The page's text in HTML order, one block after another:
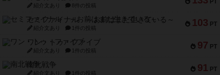
PT
紹介文あり 8件の投稿
103 PT
セミファイナル ～お前はまだ生きている～
紹介文あり 1件の投稿
97 PT
ワン・トゥ・ファイブ
紹介文あり 1件の投稿
91 PT
南北戦争
紹介文あり 1件の投稿